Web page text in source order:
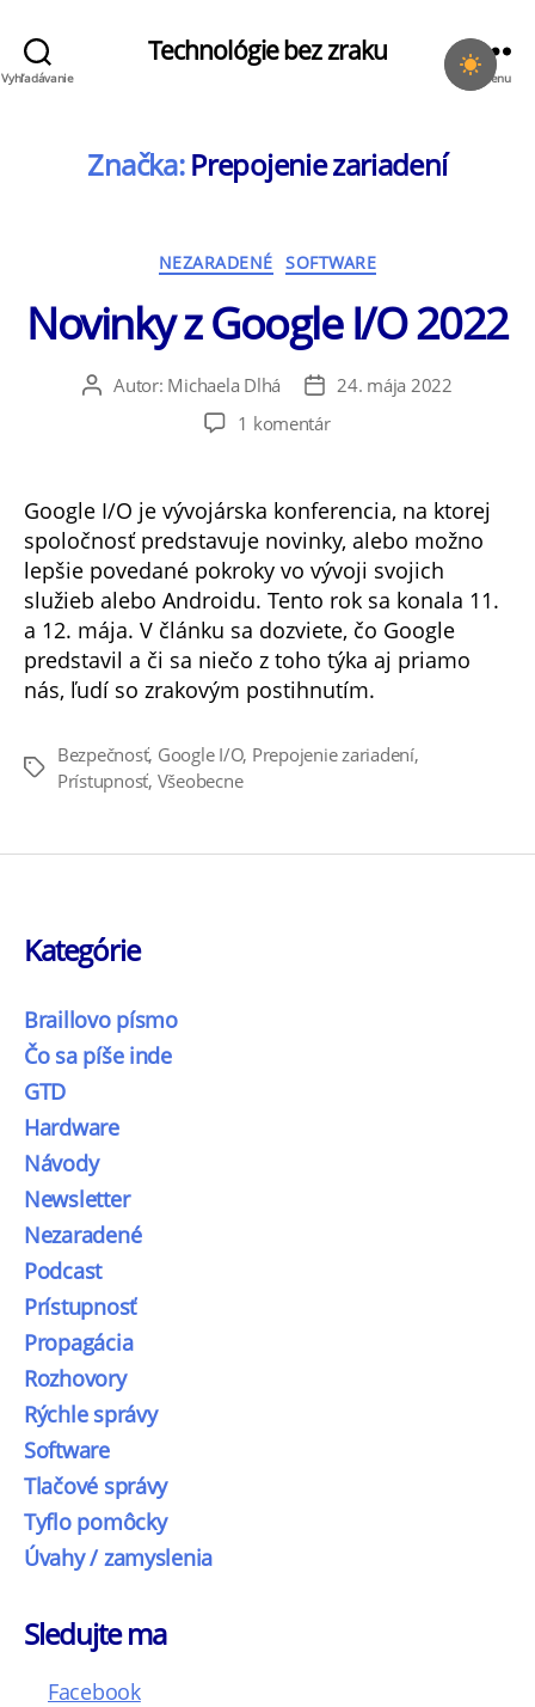
Vyhľadávanie
Technológie bez zraku
Menu
Značka: Prepojenie zariadení
Kategórie
NEZARADENÉ SOFTWARE
Novinky z Google I/O 2022
AutorAutor: Michaela Dlhá
Dátum
článku
24. mája 2022
1 komentárna
2022
Google I/O je vývojárska konferencia, na ktorej
spoločnosť predstavuje novinky, alebo možno
lepšie povedané pokroky vo vývoji svojich
služieb alebo Androidu. Tento rok sa konala 11.
a 12. mája. V článku sa dozviete, čo Google
predstavil a či sa niečo z toho týka aj priamo
nás, ľudí so zrakovým postihnutím.
Značky
Bezpečnosť, Google I/O, Prepojenie zariadení,
Prístupnosť, Všeobecne
Kategórie
Braillovo písmo
Čo sa píše inde
GTD
Hardware
Návody
Newsletter
Nezaradené
Podcast
Prístupnosť
Propagácia
Rozhovory
Rýchle správy
Software
Tlačové správy
Tyflo pomôcky
Úvahy / zamyslenia
Sledujte ma
Facebook